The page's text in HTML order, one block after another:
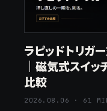
ラピッドトリガ
｜磁気式スイ
比較
2026.08.06 · 61